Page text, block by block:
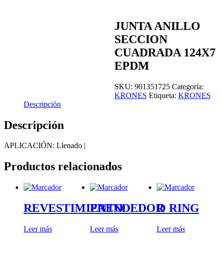
JUNTA ANILLO
SECCION
CUADRADA 124X7
EPDM
SKU: 901351725 Categoría:
KRONES Etiqueta: KRONES
Descripción
Descripción
APLICACIÓN: Llenado |
Productos relacionados
REVESTIMIENTO
Leer más
PRENDEDOR
Leer más
O RING
Leer más